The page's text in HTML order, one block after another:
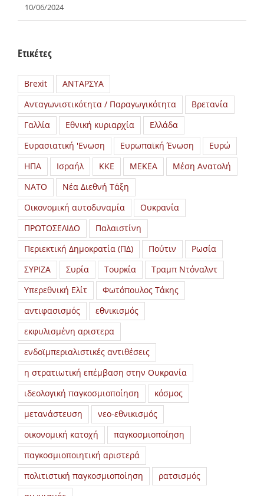
10/06/2024
Ετικέτες
Brexit
ΑΝΤΑΡΣΥΑ
Ανταγωνιστικότητα / Παραγωγικότητα
Βρετανία
Γαλλία
Εθνική κυριαρχία
Ελλάδα
Ευρασιατική 'Ενωση
Ευρωπαϊκή Ένωση
Ευρώ
ΗΠΑ
Ισραήλ ΚΚΕ ΜΕΚΕΑ
Μέση Ανατολή
ΝΑΤΟ
Νέα Διεθνή Τάξη
Οικονομική αυτοδυναμία
Ουκρανία
ΠΡΩΤΟΣΕΛΙΔΟ
Παλαιστίνη
Περιεκτική Δημοκρατία (ΠΔ)
Πούτιν
Ρωσία
ΣΥΡΙΖΑ
Συρία Τουρκία
Τραμπ Ντόναλντ
Υπερεθνική Ελίτ
Φωτόπουλος Τάκης
αντιφασισμός
εθνικισμός
εκφυλισμένη αριστερα
ενδοϊμπεριαλιστικές αντιθέσεις
η στρατιωτική επέμβαση στην Ουκρανία
ιδεολογική παγκοσμιοποίηση
κόσμος
μετανάστευση
νεο-εθνικισμός
οικονομική κατοχή
παγκοσμιοποίηση
παγκοσμιοποιητική αριστερά
πολιτιστική παγκοσμιοποίηση
ρατσισμός